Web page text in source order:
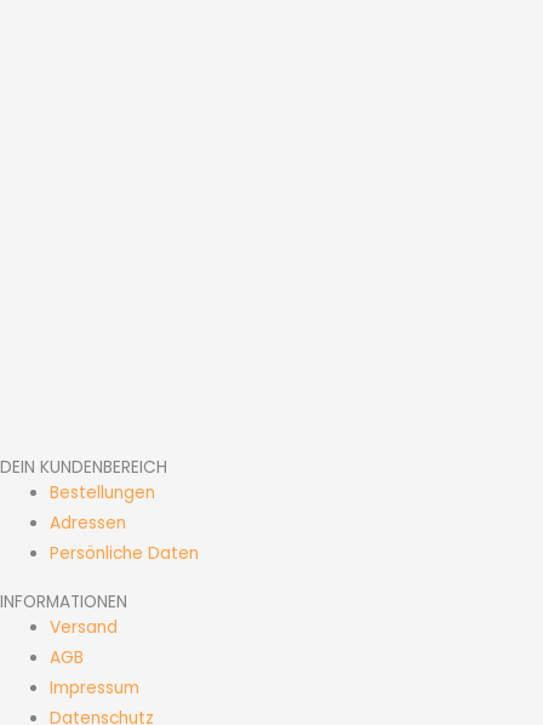
DEIN KUNDENBEREICH
Bestellungen
Adressen
Persönliche Daten
INFORMATIONEN
Versand
AGB
Impressum
Datenschutz